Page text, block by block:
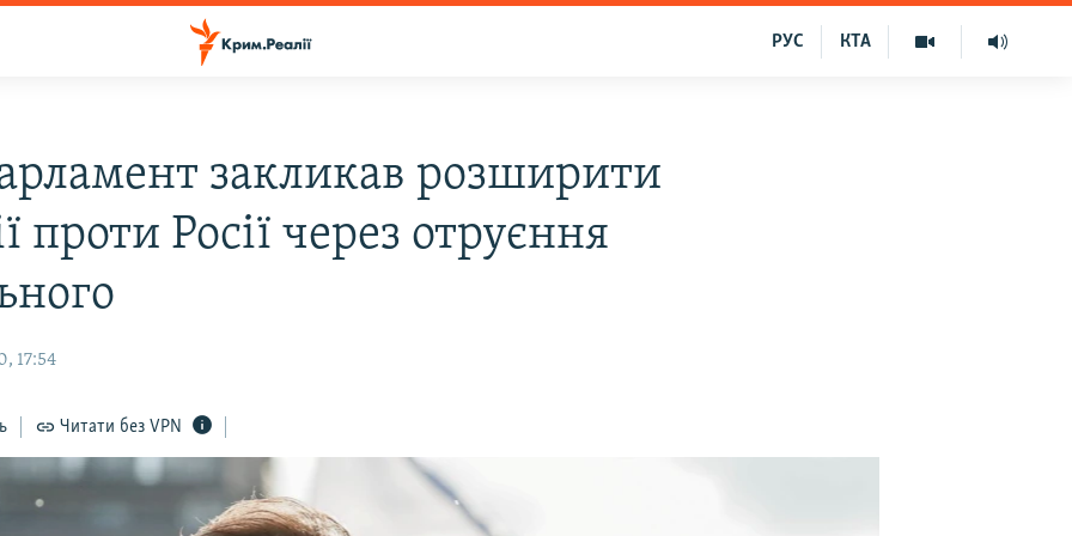
КТА
РУС
закликав розширити
проти Росії через отруєння
17:54
Читати без VPN